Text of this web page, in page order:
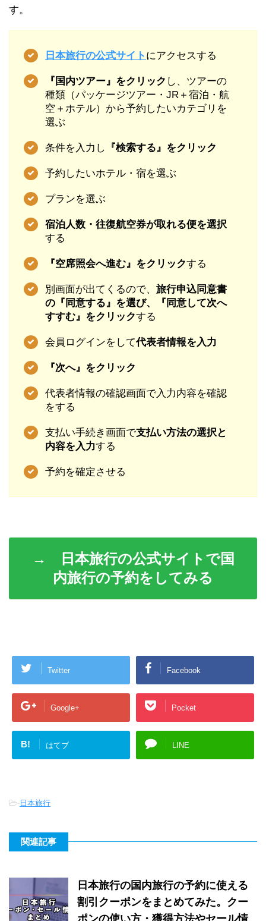
す。
日本旅行の公式サイト にアクセスする
『国内ツアー』をクリック し、ツアーの
種類（パッケージツアー・JR＋宿泊・航
空＋ホテル）から予約したいカテゴリを
選ぶ
条件を入力し 『検索する』をクリック
予約したいホテル・宿を選ぶ
プランを選ぶ
宿泊人数・往復航空券が取れる便を選択
する
『空席照会へ進む』をクリックする
別画面が出てくるので、 旅行申込同意書
の『同意する』を選び、『同意して次へ
すすむ』をクリックする
会員ログインをして代表者情報を入力
『次へ』をクリック
代表者情報の確認画面で入力内容を確認
をする
支払い手続き画面で支払い方法の選択と
内容を入力する
予約を確定させる
→ 日本旅行の公式サイトで国
内旅行の予約をしてみる
Twitter Facebook
Google+ Pocket
B! はてブ LINE
- 日本旅行
関連記事
日本旅行の国内旅行の予約に使える
割引クーポンをまとめてみた。クー
ポンの使い方・獲得方法やセール情